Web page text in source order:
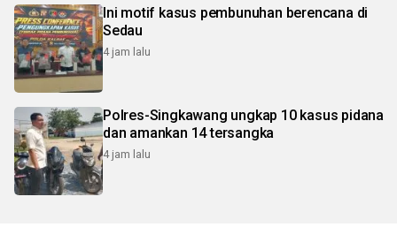
Ini motif kasus pembunuhan berencana di
Sedau
4 jam lalu
Polres-Singkawang ungkap 10 kasus pidana
dan amankan 14 tersangka
4 jam lalu